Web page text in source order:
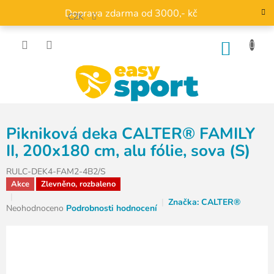
obsah
Doprava zdarma od 3000,- kč
CZK
Pikniková deka CALTER® FAMILY
II, 200x180 cm, alu fólie, sova (S)
RULC-DEK4-FAM2-4B2/S
Akce Zlevněno, rozbaleno
Průměrné
Neohodnoceno Podrobnosti hodnocení Značka: CALTER®